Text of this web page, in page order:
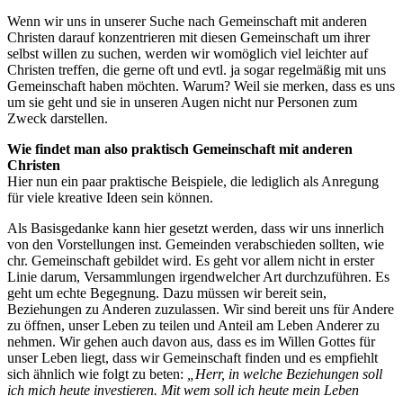
Wenn wir uns in unserer Suche nach Gemeinschaft mit anderen
Christen darauf konzentrieren mit diesen Gemeinschaft um ihrer
selbst willen zu suchen, werden wir womöglich viel leichter auf
Christen treffen, die gerne oft und evtl. ja sogar regelmäßig mit uns
Gemeinschaft haben möchten. Warum? Weil sie merken, dass es uns
um sie geht und sie in unseren Augen nicht nur Personen zum
Zweck darstellen.
Wie findet man also praktisch Gemeinschaft mit anderen
Christen
Hier nun ein paar praktische Beispiele, die lediglich als Anregung
für viele kreative Ideen sein können.
Als Basisgedanke kann hier gesetzt werden, dass wir uns innerlich
von den Vorstellungen inst. Gemeinden verabschieden sollten, wie
chr. Gemeinschaft gebildet wird. Es geht vor allem nicht in erster
Linie darum, Versammlungen irgendwelcher Art durchzuführen. Es
geht um echte Begegnung. Dazu müssen wir bereit sein,
Beziehungen zu Anderen zuzulassen. Wir sind bereit uns für Andere
zu öffnen, unser Leben zu teilen und Anteil am Leben Anderer zu
nehmen. Wir gehen auch davon aus, dass es im Willen Gottes für
unser Leben liegt, dass wir Gemeinschaft finden und es empfiehlt
sich ähnlich wie folgt zu beten:
„Herr, in welche Beziehungen soll
ich mich heute investieren. Mit wem soll ich heute mein Leben